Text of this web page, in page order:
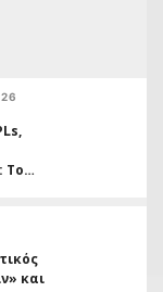
Το
και